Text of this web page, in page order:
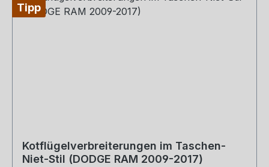
Tipp
Kotflügelverbreiterungen im Taschen-
Niet-Stil (DODGE RAM 2009-2017)